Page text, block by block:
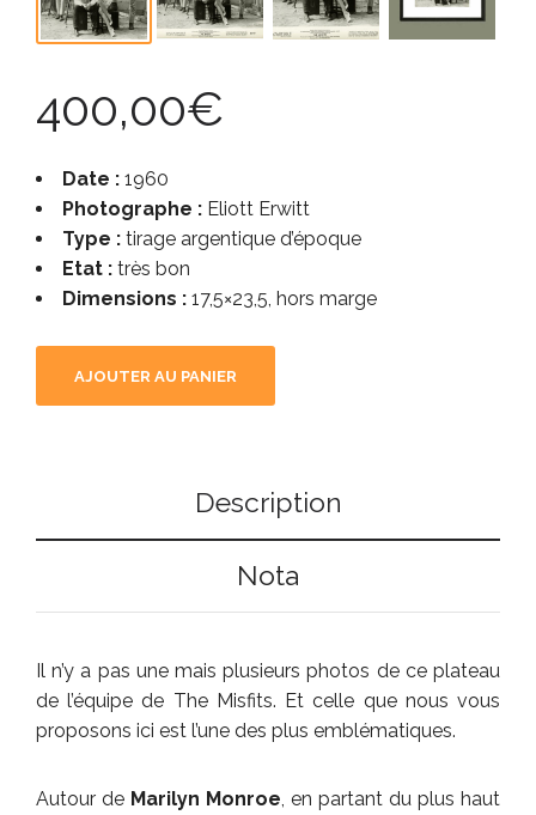
400,00€
Date : 1960
Photographe : Eliott Erwitt
Type : tirage argentique d’époque
Etat : très bon
Dimensions : 17,5×23,5, hors marge
AJOUTER AU PANIER
Description
Nota
Il n’y a pas une mais plusieurs photos de ce plateau
de l’équipe de The Misfits. Et celle que nous vous
proposons ici est l’une des plus emblématiques.
Autour de Marilyn Monroe , en partant du plus haut